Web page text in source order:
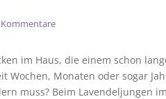
Kommentare
im Haus, die einem schon
Wochen, Monaten oder sogar
muss? Beim Lavendeljungen